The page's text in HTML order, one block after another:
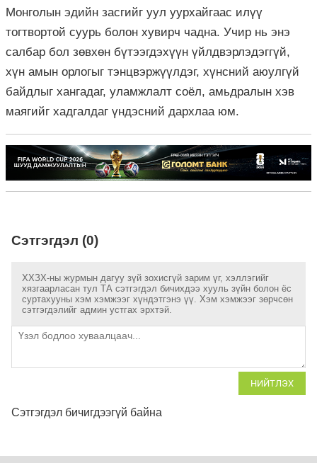
Монголын эдийн засгийг уул уурхайгаас илүү
тогтвортой суурь болон хувирч чадна. Учир нь энэ
салбар бол зөвхөн бүтээгдэхүүн үйлдвэрлэдэггүй,
хүн амын орлогыг тэнцвэржүүлдэг, хүнсний аюулгүй
байдлыг хангадаг, уламжлалт соёл, амьдралын хэв
маягийг хадгалдаг үндэсний дархлаа юм.
Сэтгэгдэл (0)
ХХЗХ-ны журмын дагуу зүй зохисгүй зарим үг, хэллэгийг
хязгаарласан тул ТА сэтгэгдэл бичихдээ хууль зүйн болон ёс
суртахууны хэм хэмжээг хүндэтгэнэ үү. Хэм хэмжээг зөрчсөн
сэтгэгдэлийг админ устгах эрхтэй.
НИЙТЛЭХ
Сэтгэгдэл бичигдээгүй байна